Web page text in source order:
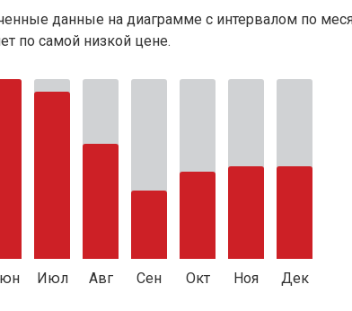
данные на диаграмме с интервалом по
по самой низкой цене.
Июл Авг Сен Окт Ноя Дек